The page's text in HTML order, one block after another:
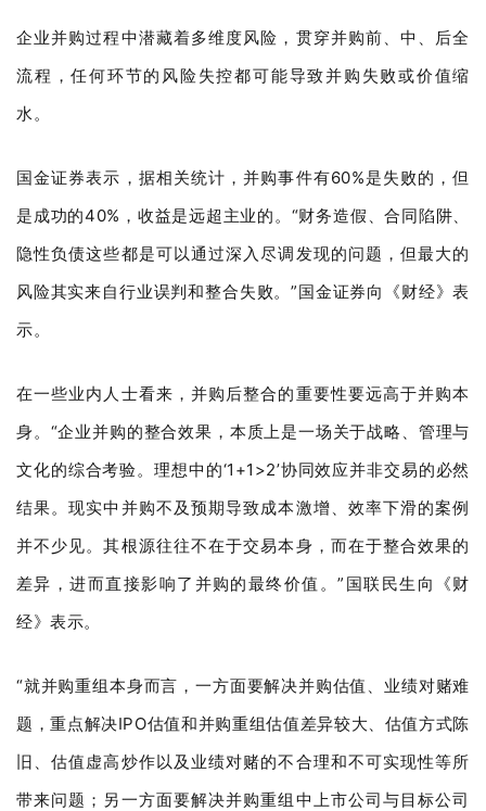
企业并购过程中潜藏着多维度风险，贯穿并购前、中、后全
流程，任何环节的风险失控都可能导致并购失败或价值缩
水。
国金证券表示，据相关统计，并购事件有60%是失败的，但
是成功的40%，收益是远超主业的。“财务造假、合同陷阱、
隐性负债这些都是可以通过深入尽调发现的问题，但最大的
风险其实来自行业误判和整合失败。”国金证券向《财经》表
示。
在一些业内人士看来，并购后整合的重要性要远高于并购本
身。“企业并购的整合效果，本质上是一场关于战略、管理与
文化的综合考验。理想中的‘1+1>2’协同效应并非交易的必然
结果。现实中并购不及预期导致成本激增、效率下滑的案例
并不少见。其根源往往不在于交易本身，而在于整合效果的
差异，进而直接影响了并购的最终价值。”国联民生向《财
经》表示。
“就并购重组本身而言，一方面要解决并购估值、业绩对赌难
题，重点解决IPO估值和并购重组估值差异较大、估值方式陈
旧、估值虚高炒作以及业绩对赌的不合理和不可实现性等所
带来问题；另一方面要解决并购重组中上市公司与目标公司